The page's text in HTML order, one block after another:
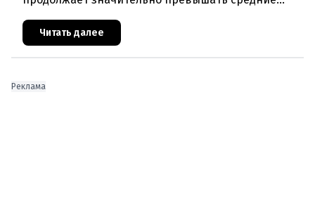
безработица в 2025 году составила 7,4
Читать далее
Реклама